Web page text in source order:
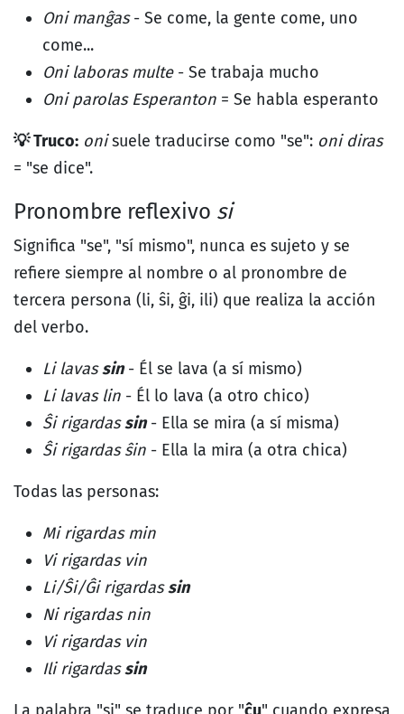
Oni manĝas- Se come, la gente come, uno
come...
Oni laboras multe- Se trabaja mucho
Oni parolas Esperanton = Se habla esperanto
💡 Truco: onisuele traducirse como "se": oni diras
= "se dice".
Pronombre reflexivo si
Significa "se", "sí mismo", nunca es sujeto y se
refiere siempre al nombre o al pronombre de
tercera persona (li, ŝi, ĝi, ili) que realiza la acción
del verbo.
Li lavassin- Él se lava (a sí mismo)
Li lavas lin - Él lo lava (a otro chico)
Ŝi rigardassin- Ella se mira (a sí misma)
Ŝi rigardas ŝin - Ella la mira (a otra chica)
Todas las personas:
Mi rigardas min
Vi rigardas vin
Li/Ŝi/Ĝi rigardassin
Ni rigardas nin
Vi rigardas vin
Ili rigardassin